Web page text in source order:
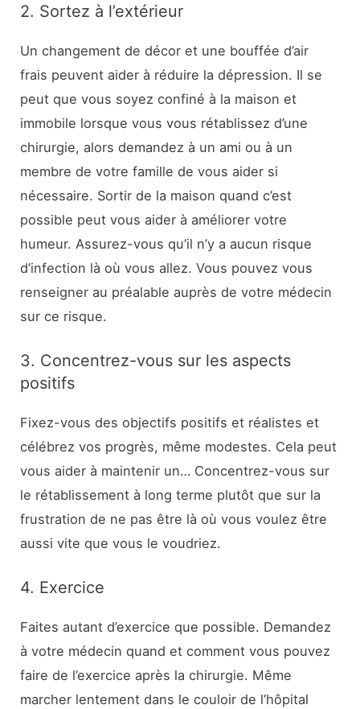
2. Sortez à l’extérieur
Un changement de décor et une bouffée d’air
frais peuvent aider à réduire la dépression. Il se
peut que vous soyez confiné à la maison et
immobile lorsque vous vous rétablissez d’une
chirurgie, alors demandez à un ami ou à un
membre de votre famille de vous aider si
nécessaire. Sortir de la maison quand c’est
possible peut vous aider à améliorer votre
humeur. Assurez-vous qu’il n’y a aucun risque
d’infection là où vous allez. Vous pouvez vous
renseigner au préalable auprès de votre médecin
sur ce risque.
3. Concentrez-vous sur les aspects
positifs
Fixez-vous des objectifs positifs et réalistes et
célébrez vos progrès, même modestes. Cela peut
vous aider à maintenir un… Concentrez-vous sur
le rétablissement à long terme plutôt que sur la
frustration de ne pas être là où vous voulez être
aussi vite que vous le voudriez.
4. Exercice
Faites autant d’exercice que possible. Demandez
à votre médecin quand et comment vous pouvez
faire de l’exercice après la chirurgie. Même
marcher lentement dans le couloir de l’hôpital